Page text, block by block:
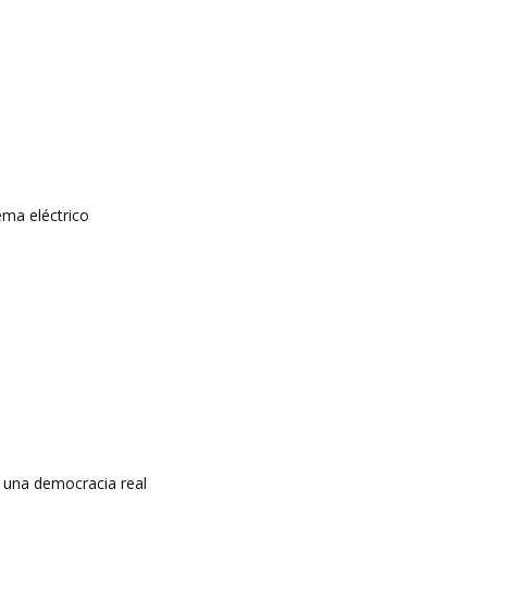
eléctrico
democracia real